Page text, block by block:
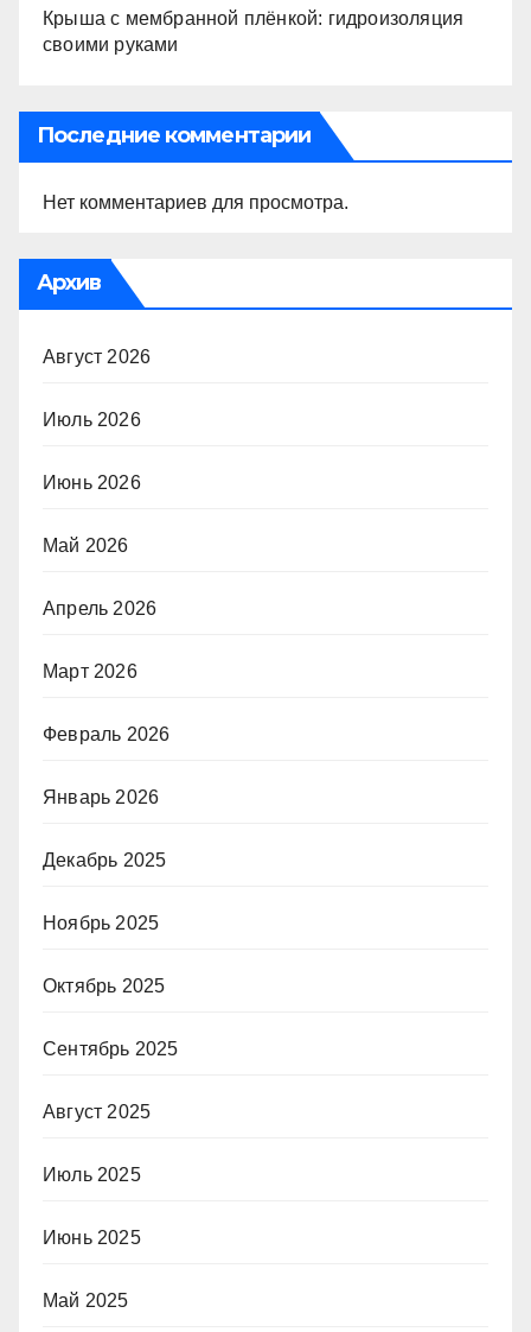
Крыша с мембранной плёнкой: гидроизоляция
своими руками
Последние комментарии
Нет комментариев для просмотра.
Архив
Август 2026
Июль 2026
Июнь 2026
Май 2026
Апрель 2026
Март 2026
Февраль 2026
Январь 2026
Декабрь 2025
Ноябрь 2025
Октябрь 2025
Сентябрь 2025
Август 2025
Июль 2025
Июнь 2025
Май 2025